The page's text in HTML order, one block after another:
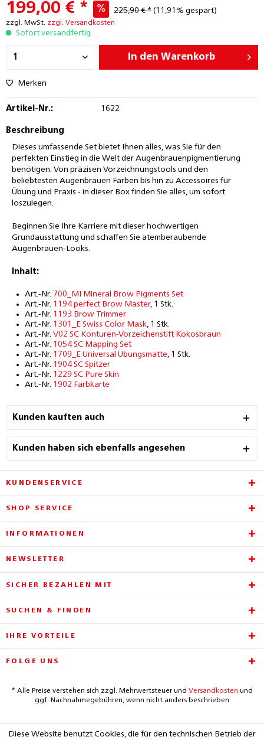
199,00 € * 225,90 € * (11,91% gespart)
zzgl. MwSt. zzgl. Versandkosten
Sofort versandfertig
In den Warenkorb
Merken
Artikel-Nr.: 1622
Beschreibung
Dieses umfassende Set bietet Ihnen alles, was Sie für den
perfekten Einstieg in die Welt der Augenbrauenpigmentierung
benötigen. Von präzisen Vorzeichnungstools und den
beliebtesten Augenbrauen Farben bis hin zu Accessoires für
Übung und Praxis - in dieser Box finden Sie alles, um sofort
loszulegen.
Beginnen Sie Ihre Karriere mit dieser hochwertigen
Grundausstattung und schaffen Sie atemberaubende
Augenbrauen-Looks.
Inhalt:
Art.-Nr. 700_MI Mineral Brow Pigments Set
Art.-Nr. 1194 perfect Brow Master, 1 Stk.
Art.-Nr. 1193 Brow Trimmer
Art.-Nr. 1301_E Swiss Color Mask, 1 Stk.
Art.-Nr. V02 SC Konturen-Vorzeichenstift Kokosbraun
Art.-Nr. 1054 SC Mapping Set
Art.-Nr. 1709_E Universal Übungsmatte, 1 Stk.
Art.-Nr. 1904 SC Spitzer
Art.-Nr. 1229 SC Pure Skin
Art.-Nr. 1902 Farbkarte
Kunden kauften auch
Kunden haben sich ebenfalls angesehen
KUNDENSERVICE
SHOP SERVICE
INFORMATIONEN
NEWSLETTER
SICHER BEZAHLEN MIT
SUCHEN & FINDEN
IHRE VORTEILE
FOLGE UNS
* Alle Preise verstehen sich zzgl. Mehrwertsteuer und Versandkosten und
ggf. Nachnahmegebühren, wenn nicht anders beschrieben
Diese Website benutzt Cookies, die für den technischen Betrieb der